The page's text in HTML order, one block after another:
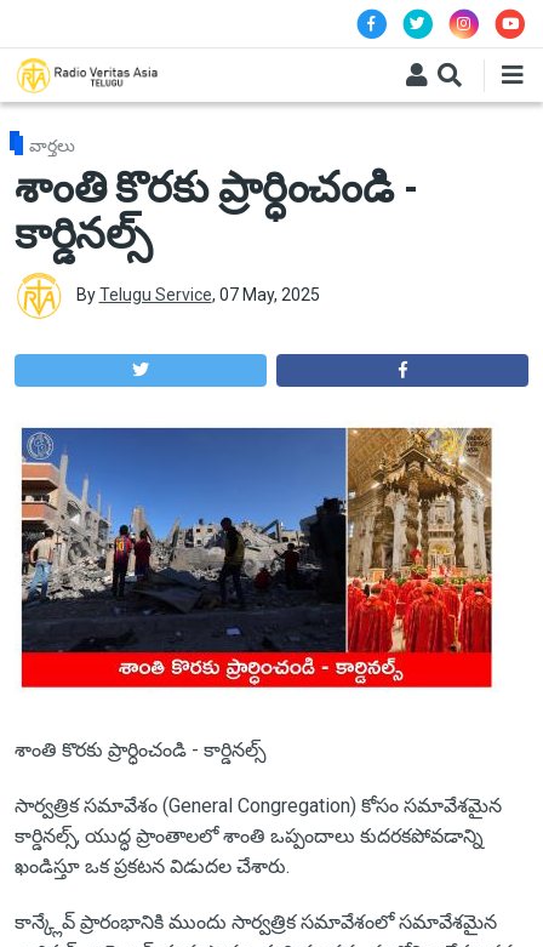
వార్తలు
శాంతి కొరకు ప్రార్ధించండి -
కార్డినల్స్
ByTelugu Service, 07 May, 2025
శాంతి కొరకు ప్రార్ధించండి - కార్డినల్స్
సార్వత్రిక సమావేశం (General Congregation) కోసం సమావేశమైన
కార్డినల్స్, యుద్ధ ప్రాంతాలలో శాంతి ఒప్పందాలు కుదరకపోవడాన్ని
ఖండిస్తూ ఒక ప్రకటన విడుదల చేశారు.
కాన్క్లేవ్ ప్రారంభానికి ముందు సార్వత్రిక సమావేశంలో సమావేశమైన